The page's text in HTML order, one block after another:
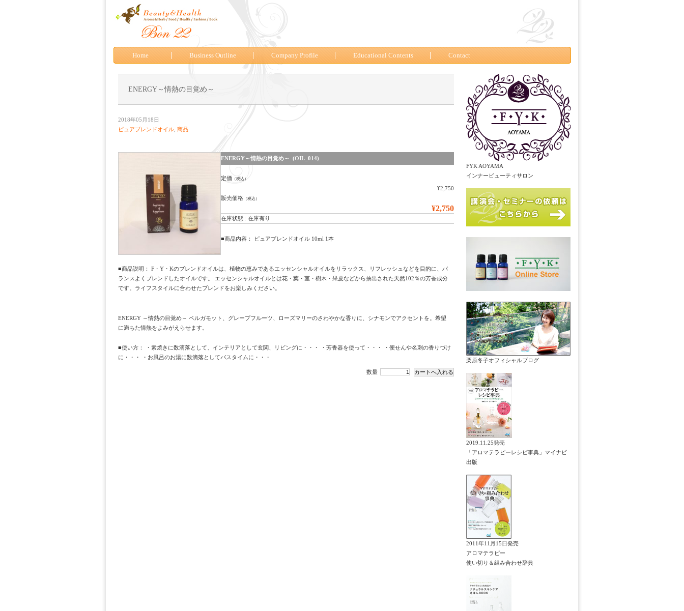
Home Business Outline Company Profile Educational Contents Contact
ENERGY～情熱の目覚め～
2018年05月18日
ピュアブレンドオイル 商品
ENERGY～情熱の目覚め～ (OIL_014)
定価 （税込）
¥2,750
販売価格 （税込）
¥2,750
在庫状態 : 在庫有り
■商品内容： ピュアブレンドオイル 10ml 1本
■商品説明： F・Y・Kのブレンドオイルは、植物の恵みであるエッセンシャルオイルをリラックス、リフレッシュなどを目的に、バ
ランスよくブレンドしたオイルです。 エッセンシャルオイルとは花・葉・茎・樹木・果皮などから抽出された天然102％の芳香成分
です。ライフスタイルに合わせたブレンドをお楽しみください。
ENERGY ～情熱の目覚め～ ベルガモット、グレープフルーツ、ローズマリーのさわやかな香りに、シナモンでアクセントを。希望
に満ちた情熱をよみがえらせます。
■使い方： ・素焼きに数滴落として、インテリアとして玄関、リビングに・・・ ・芳香器を使って・・・ ・便せんや名刺の香りづけ
に・・・ ・お風呂のお湯に数滴落としてバスタイムに・・・
数量
FYK AOYAMA
インナービューティサロン
栗原冬子オフィシャルブログ
2019.11.25発売
「アロマテラピーレシピ事典」マイナビ
出版
2011年11月15日発売
アロマテラピー
使い切り＆組み合わせ辞典